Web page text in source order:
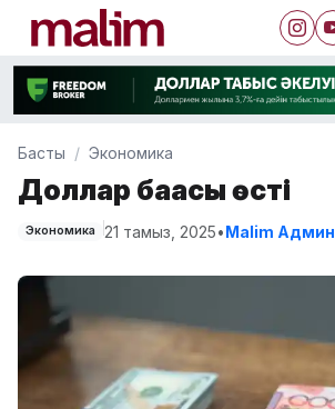
Басты Экономика
Доллар бағасы өсті
Экономика 21 тамыз, 2025•Malim Админ